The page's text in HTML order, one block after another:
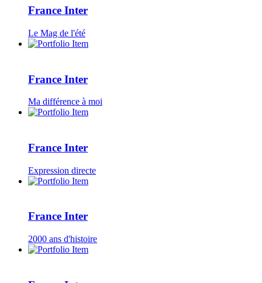
France Inter
Le Mag de l'été
France Inter
Ma différence à moi
France Inter
Expression directe
France Inter
2000 ans d'histoire